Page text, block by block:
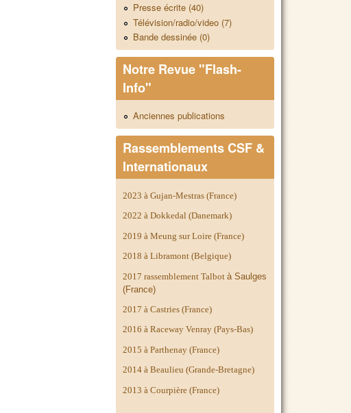
Presse écrite (40)
Télévision/radio/video (7)
Bande dessinée (0)
Notre Revue "Flash-
Info"
Anciennes publications
Rassemblements CSF &
Internationaux
2023 à Gujan-Mestras (France)
2022 à Dokkedal (Danemark)
2019 à Meung sur Loire (France)
2018 à Libramont (Belgique)
2017 rassemblement Talbotà Saulges
(France)
2017 à Castries (France)
2016 à Raceway Venray (Pays-Bas)
2015 à Parthenay (France)
2014 àBeaulieu (Grande-Bretagne)
2013 à Courpière (France)